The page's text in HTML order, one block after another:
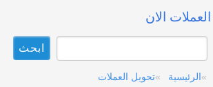
العملات الان
الرئيسية تحويل العملات